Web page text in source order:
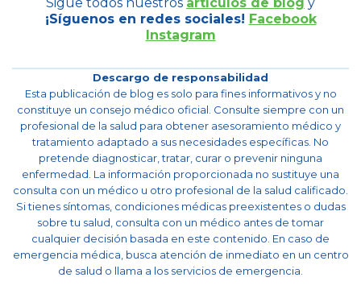
¡Síguenos en redes sociales! Facebook
Instagram
Descargo de responsabilidad
Esta publicación de blog es solo para fines informativos y no
constituye un consejo médico oficial. Consulte siempre con un
profesional de la salud para obtener asesoramiento médico y
tratamiento adaptado a sus necesidades específicas. No
pretende diagnosticar, tratar, curar o prevenir ninguna
enfermedad. La información proporcionada no sustituye una
consulta con un médico u otro profesional de la salud calificado.
Si tienes síntomas, condiciones médicas preexistentes o dudas
sobre tu salud, consulta con un médico antes de tomar
cualquier decisión basada en este contenido. En caso de
emergencia médica, busca atención de inmediato en un centro
de salud o llama a los servicios de emergencia.